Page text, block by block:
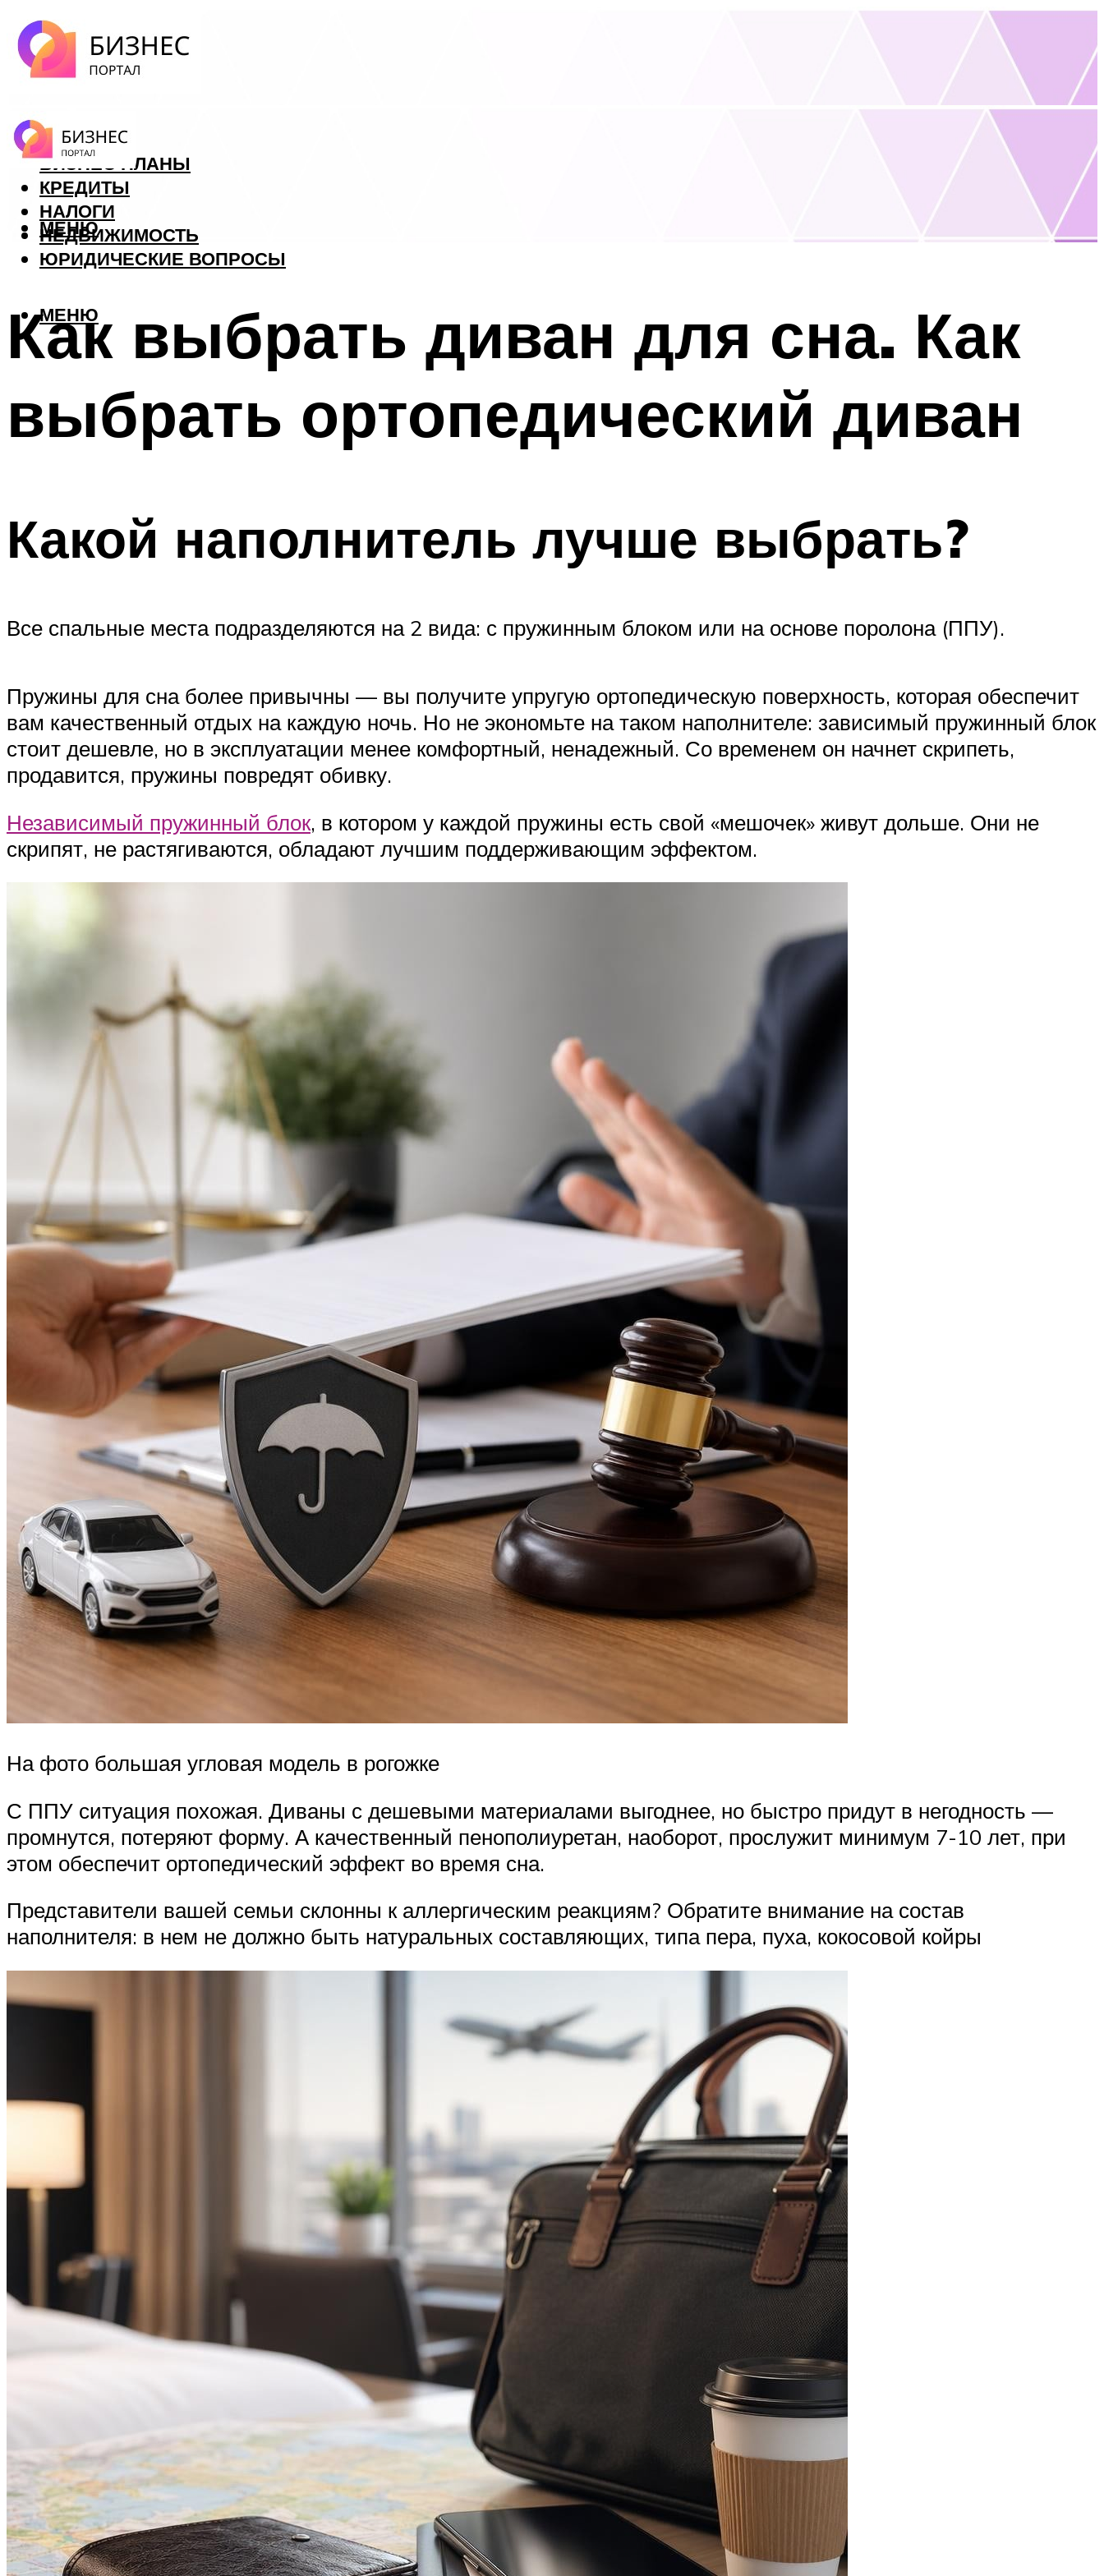
ФОРЕКС
БИЗНЕС ПЛАНЫ
КРЕДИТЫ
НАЛОГИ
НЕДВИЖИМОСТЬ
ЮРИДИЧЕСКИЕ ВОПРОСЫ
МЕНЮ
МЕНЮ
Как выбрать диван для сна. Как
выбрать ортопедический диван
Какой наполнитель лучше выбрать?
Все спальные места подразделяются на 2 вида: с пружинным блоком или на основе поролона (ППУ).
Пружины для сна более привычны — вы получите упругую ортопедическую поверхность, которая обеспечит
вам качественный отдых на каждую ночь. Но не экономьте на таком наполнителе: зависимый пружинный блок
стоит дешевле, но в эксплуатации менее комфортный, ненадежный. Со временем он начнет скрипеть,
продавится, пружины повредят обивку.
Независимый пружинный блок, в котором у каждой пружины есть свой «мешочек» живут дольше. Они не
скрипят, не растягиваются, обладают лучшим поддерживающим эффектом.
На фото большая угловая модель в рогожке
С ППУ ситуация похожая. Диваны с дешевыми материалами выгоднее, но быстро придут в негодность —
промнутся, потеряют форму. А качественный пенополиуретан, наоборот, прослужит минимум 7-10 лет, при
этом обеспечит ортопедический эффект во время сна.
Представители вашей семьи склонны к аллергическим реакциям? Обратите внимание на состав
наполнителя: в нем не должно быть натуральных составляющих, типа пера, пуха, кокосовой койры